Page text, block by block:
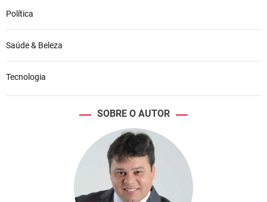
Política
Saúde & Beleza
Tecnologia
SOBRE O AUTOR